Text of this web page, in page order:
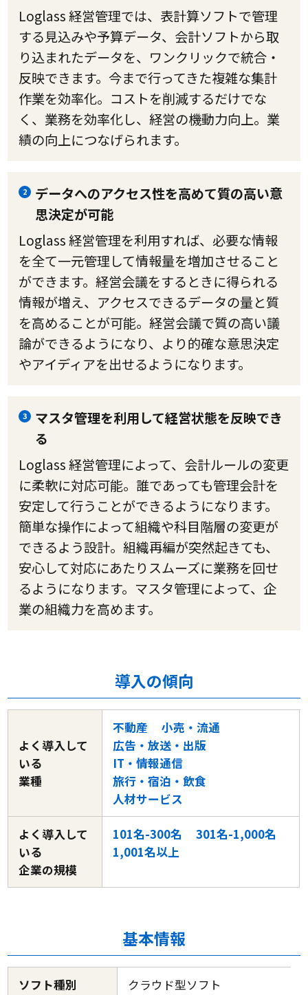
Loglass 経営管理では、表計算ソフトで管理
する見込みや予算データ、会計ソフトから取
り込まれたデータを、ワンクリックで統合・
反映できます。今まで行ってきた複雑な集計
作業を効率化。コストを削減するだけでな
く、業務を効率化し、経営の機動力向上。業
績の向上につなげられます。
2
データへのアクセス性を高めて質の高い意
思決定が可能
Loglass 経営管理を利用すれば、必要な情報
を全て一元管理して情報量を増加させること
ができます。経営会議をするときに得られる
情報が増え、アクセスできるデータの量と質
を高めることが可能。経営会議で質の高い議
論ができるようになり、より的確な意思決定
やアイディアを出せるようになります。
3
マスタ管理を利用して経営状態を反映でき
る
Loglass 経営管理によって、会計ルールの変更
に柔軟に対応可能。誰であっても管理会計を
安定して行うことができるようになります。
簡単な操作によって組織や科目階層の変更が
できるよう設計。組織再編が突然起きても、
安心して対応にあたりスムーズに業務を回せ
るようになります。マスタ管理によって、企
業の組織力を高めます。
導入の傾向
よく導入して
いる
業種
不動産
小売・流通
広告・放送・出版
IT・情報通信
旅行・宿泊・飲食
人材サービス
よく導入して
いる
企業の規模
101名-300名
301名-1,000名
1,001名以上
基本情報
ソフト種別 クラウド型ソフト